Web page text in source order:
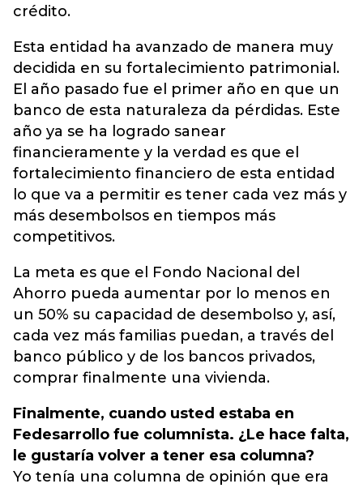
crédito.
Esta entidad ha avanzado de manera muy
decidida en su fortalecimiento patrimonial.
El año pasado fue el primer año en que un
banco de esta naturaleza da pérdidas. Este
año ya se ha logrado sanear
financieramente y la verdad es que el
fortalecimiento financiero de esta entidad
lo que va a permitir es tener cada vez más y
más desembolsos en tiempos más
competitivos.
La meta es que el Fondo Nacional del
Ahorro pueda aumentar por lo menos en
un 50% su capacidad de desembolso y, así,
cada vez más familias puedan, a través del
banco público y de los bancos privados,
comprar finalmente una vivienda.
Finalmente, cuando usted estaba en
Fedesarrollo fue columnista. ¿Le hace falta,
le gustaría volver a tener esa columna?
Yo tenía una columna de opinión que era